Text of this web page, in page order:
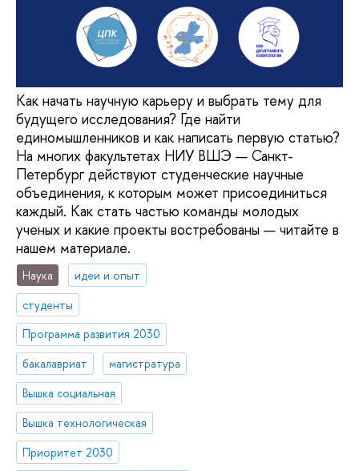
Как начать научную карьеру и выбрать тему для
будущего исследования? Где найти
единомышленников и как написать первую статью?
На многих факультетах НИУ ВШЭ — Санкт-
Петербург действуют студенческие научные
объединения, к которым может присоединиться
каждый. Как стать частью команды молодых
ученых и какие проекты востребованы — читайте в
нашем материале.
Наука
идеи и опыт
студенты
Программа развития 2030
бакалавриат
магистратура
Вышка социальная
Вышка технологическая
Приоритет 2030